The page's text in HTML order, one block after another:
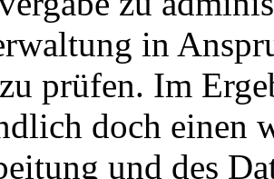
in
prüfen. Im
doch einen
und des